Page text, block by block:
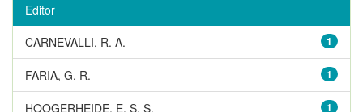
Editor
1
CARNEVALLI, R. A.
1
FARIA, G. R.
1
HOOGERHEIDE, E. S. S.